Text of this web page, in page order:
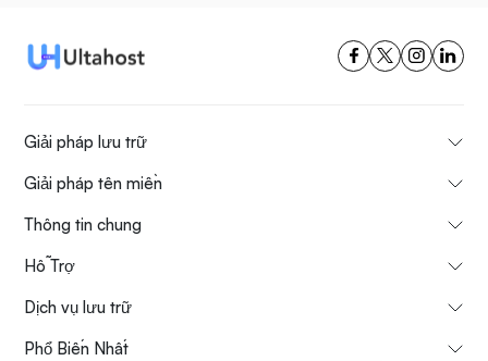
Giải pháp lưu trữ
Giải pháp tên miền
Thông tin chung
Hỗ Trợ
Dịch vụ lưu trữ
Phổ Biến Nhất